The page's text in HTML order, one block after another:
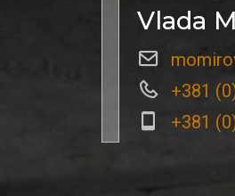
Vlada
+381
+381